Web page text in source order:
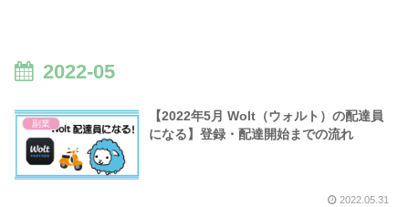
2022-05
副業
【2022年5月 Wolt（ウォルト）の配達員
になる】登録・配達開始までの流れ
2022.05.31